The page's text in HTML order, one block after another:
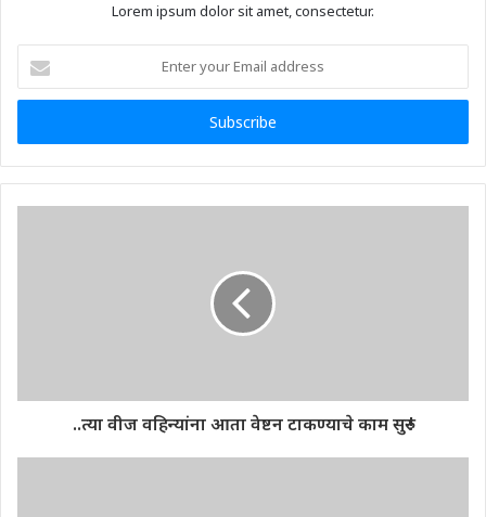
Lorem ipsum dolor sit amet, consectetur.
your
Email
..त्या वीज वहिन्यांना आता वेष्टन टाकण्याचे काम सुरु !